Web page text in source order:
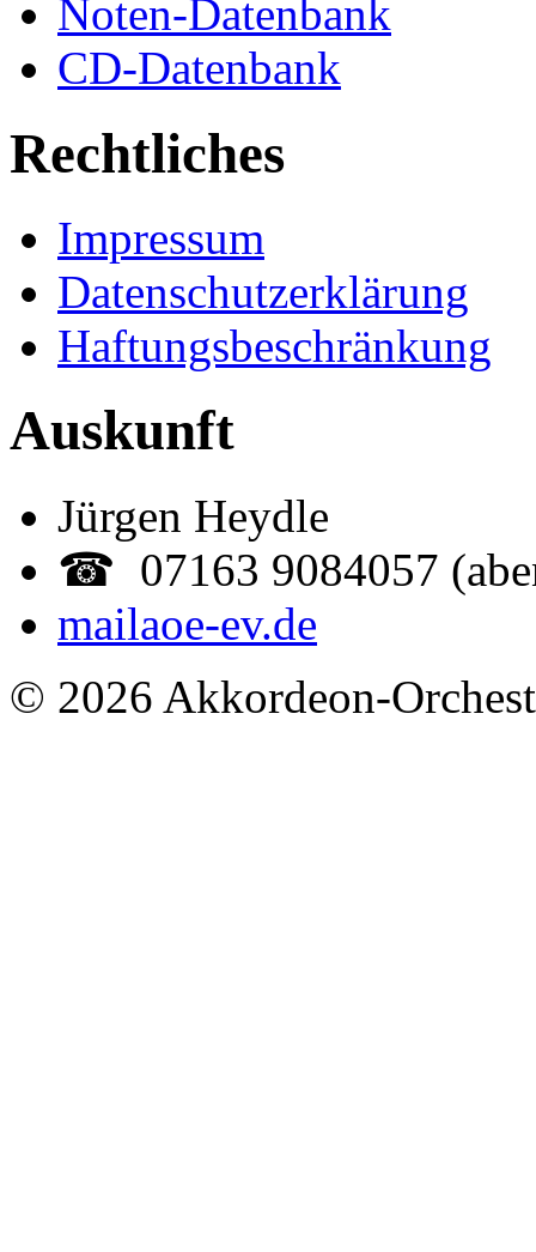
Noten-Datenbank
CD-Datenbank
Rechtliches
Impressum
Datenschutzerklärung
Haftungsbeschränkung
Auskunft
Jürgen Heydle
☎ 07163 9084057
mailaoe-ev.de
© 2026 Akkordeon-